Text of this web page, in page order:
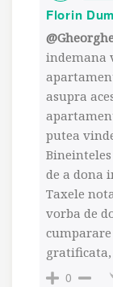
Florin
indemana
asupra
putea
de a dona
Taxele
vorba de
0